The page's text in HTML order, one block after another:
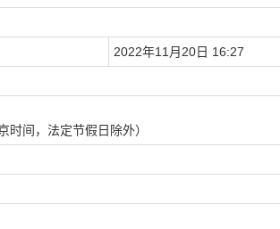
2022年11月20日 16:27
间，法定节假日除外）